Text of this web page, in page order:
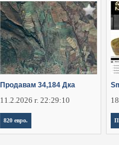
Продавам 34,184 Дка
11.2.2026 г. 22:29:10
820 евро.